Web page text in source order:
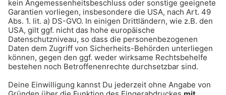
Gong 96.3 2000er Hits
Rihanna, Justin Timberlake & Co.: Der Sound
der Superstars